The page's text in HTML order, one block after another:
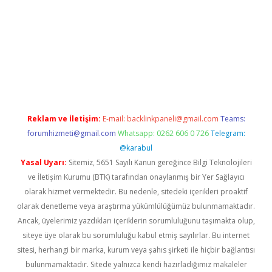
Reklam ve İletişim: E-mail: backlinkpaneli@gmail.com Teams:
forumhizmeti@gmail.com Whatsapp: 0262 606 0 726 Telegram:
@karabul
Yasal Uyarı: Sitemiz, 5651 Sayılı Kanun gereğince Bilgi Teknolojileri
ve İletişim Kurumu (BTK) tarafından onaylanmış bir Yer Sağlayıcı
olarak hizmet vermektedir. Bu nedenle, sitedeki içerikleri proaktif
olarak denetleme veya araştırma yükümlülüğümüz bulunmamaktadır.
Ancak, üyelerimiz yazdıkları içeriklerin sorumluluğunu taşımakta olup,
siteye üye olarak bu sorumluluğu kabul etmiş sayılırlar. Bu internet
sitesi, herhangi bir marka, kurum veya şahıs şirketi ile hiçbir bağlantısı
bulunmamaktadır. Sitede yalnızca kendi hazırladığımız makaleler